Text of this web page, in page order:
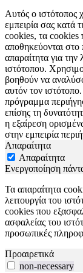
Αυτός ο ιστότοπος
εμπειρία σας κατά
cookies, τα cookies
αποθηκεύονται
απαραίτητα για την
ιστότοπου.
βοηθούν να
αυτόν τον
πρόγραμμα
επίσης τη
η εξαίρεση
στην εμπειρία
Απαραίτητα
Απαραίτητα
Ενεργοποίηση
Τα απαραίτητα
λειτουργία του
cookies που
ασφαλείας του
προσωπικές
Προαιρετικά
non-necessary